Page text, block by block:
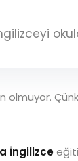
olmuyor.
İngilizce